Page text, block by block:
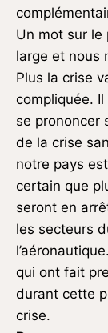
Un mot sur le
large et nous
Plus la crise
compliquée.
se prononcer
de la crise
notre pays
certain que
seront en
les secteurs
qui ont fait
durant cette
crise.